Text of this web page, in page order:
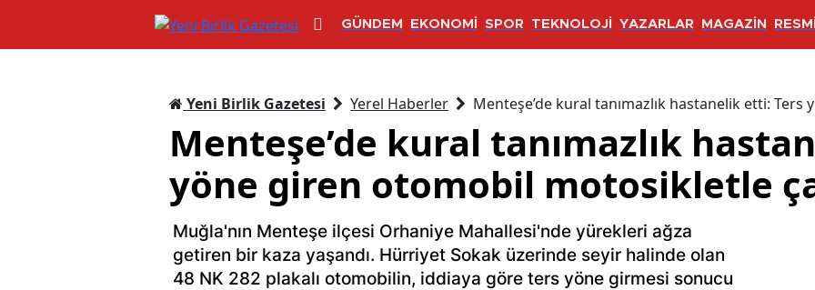
GÜNDEM EKONOMİ SPOR TEKNOLOJİ YAZARLAR MAGAZİN
Yeni Birlik Gazetesi Yerel Haberler Menteşe’de kural tanımazlık hastanelik etti:
Menteşe’de kural tanımazlık
yöne giren otomobil motosikletle
Muğla'nın Menteşe ilçesi Orhaniye Mahallesi'nde yürekleri ağza
getiren bir kaza yaşandı. Hürriyet Sokak üzerinde seyir halinde olan
48 NK 282 plakalı otomobilin, iddiaya göre ters yöne girmesi sonucu